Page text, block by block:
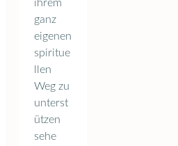
ihrem
ganz
eigenen
spiritue
llen
Weg zu
unterst
ützen
sehe